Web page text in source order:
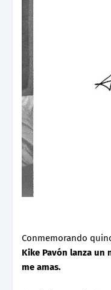
Conmemorando
Kike Pavón lanza un
me amas.